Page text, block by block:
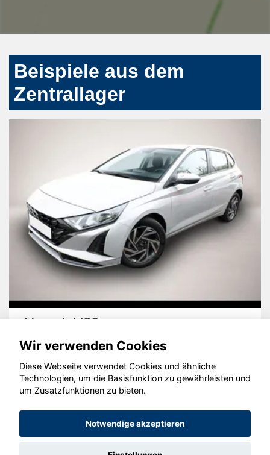
Beispiele aus dem
Zentrallager
Hyundai i20
© konjunkturmotor.de GmbH 2020 - 2026
Wir verwenden Cookies
Diese Webseite verwendet Cookies und ähnliche
Technologien, um die Basisfunktion zu gewährleisten und
um Zusatzfunktionen zu bieten.
Notwendige akzeptieren